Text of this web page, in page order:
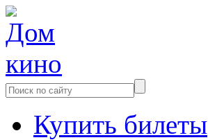
Купить билеты